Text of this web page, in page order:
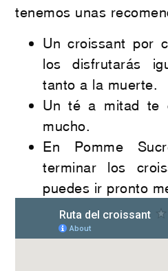
tenemos unas
Un croissant por
los disfrutarás
tanto a la muerte.
Un té a mitad te
mucho.
En Pomme
terminar los
puedes ir pronto